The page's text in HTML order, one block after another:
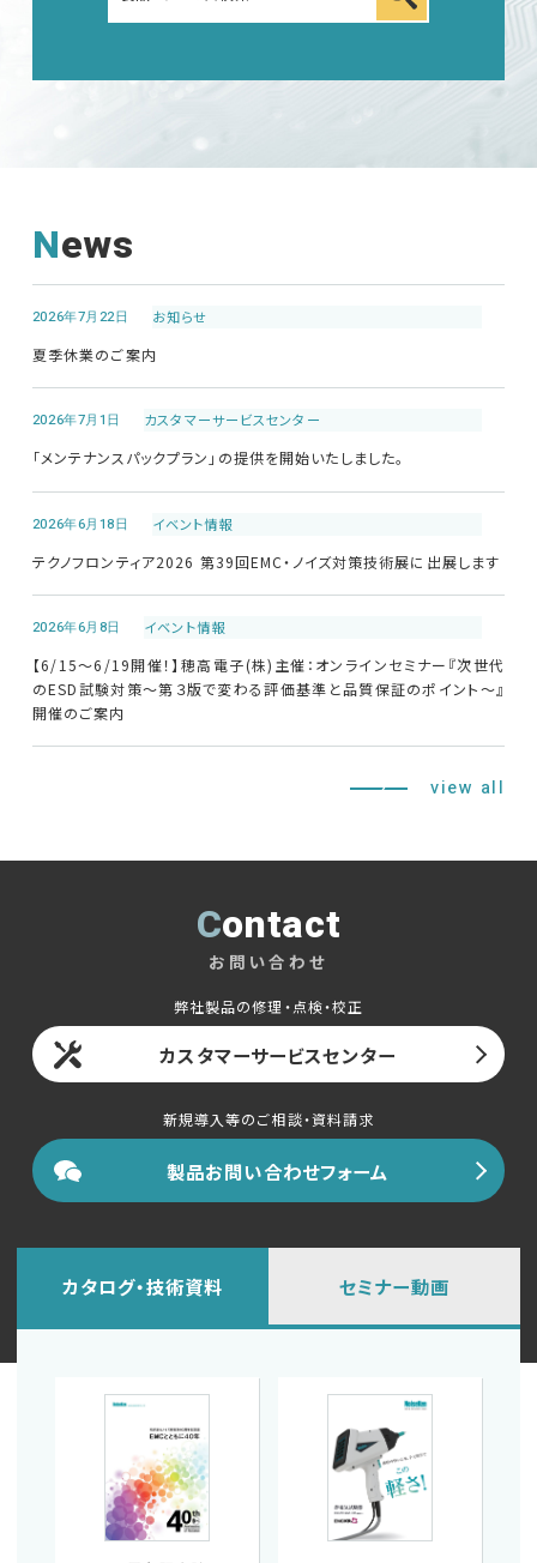
News
2026年7月22日 お知らせ
夏季休業のご案内
2026年7月1日 カスタマーサービスセンター
「メンテナンスパックプラン」の提供を開始いたしました。
2026年6月18日 イベント情報
テクノフロンティア2026 第39回EMC・ノイズ対策技術展に出展します
2026年6月8日 イベント情報
【6/15～6/19開催！】穂高電子(株)主催：オンラインセミナー『次世代
のESD試験対策～第３版で変わる評価基準と品質保証のポイント～』
開催のご案内
view all
Contact
お問い合わせ
弊社製品の修理・点検・校正
カスタマーサービスセンター
新規導入等のご相談・資料請求
製品お問い合わせフォーム
カタログ・技術資料 セミナー動画